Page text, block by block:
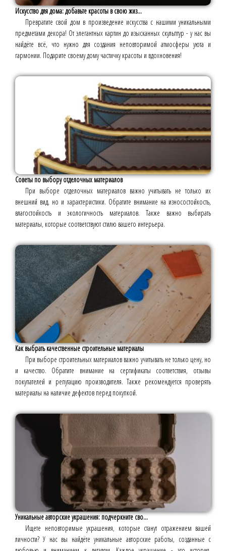
Искусство для дома: добавьте красоты в свою жиз...
Превратите свой дом в произведение искусства с нашими уникальными
предметами декора! От элегантных картин до изысканных скульптур - у нас вы
найдёте всё, что нужно для создания неповторимой атмосферы уюта и
гармонии. Подарите своему дому частичку красоты и вдохновения!
Советы по выбору отделочных материалов
При выборе отделочных материалов важно учитывать не только их
внешний вид, но и характеристики. Обратите внимание на износостойкость,
влагостойкость и экологичность материалов. Также важно выбирать
материалы, которые соответствуют стилю вашего интерьера.
Как выбрать качественные строительные материалы
При выборе строительных материалов важно учитывать не только цену, но
и качество. Обратите внимание на сертификаты соответствия, отзывы
покупателей и репутацию производителя. Также рекомендуется проверять
материалы на наличие дефектов перед покупкой.
Уникальные авторские украшения: подчеркните сво...
Ищете неповторимые украшения, которые станут отражением вашей
личности? У нас вы найдёте уникальные авторские работы, созданные с